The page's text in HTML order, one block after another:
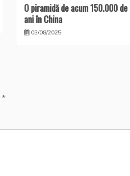
O piramidă de acum 150.000 de
ani în China
03/08/2025
*